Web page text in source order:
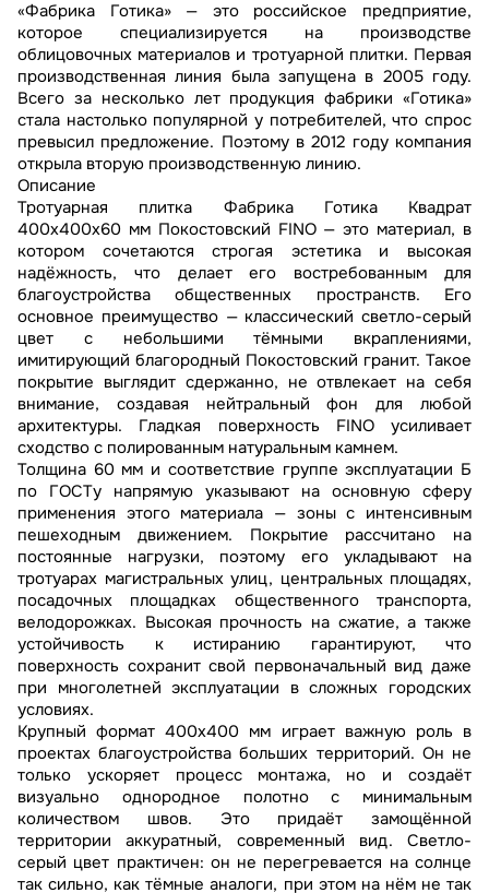
«Фабрика Готика» — это российское предприятие,
которое специализируется на производстве
облицовочных материалов и тротуарной плитки. Первая
производственная линия была запущена в 2005 году.
Всего за несколько лет продукция фабрики «Готика»
стала настолько популярной у потребителей, что спрос
превысил предложение. Поэтому в 2012 году компания
открыла вторую производственную линию.
Описание
Тротуарная плитка Фабрика Готика Квадрат
400х400х60 мм Покостовский FINO — это материал, в
котором сочетаются строгая эстетика и высокая
надёжность, что делает его востребованным для
благоустройства общественных пространств. Его
основное преимущество — классический светло-серый
цвет с небольшими тёмными вкраплениями,
имитирующий благородный Покостовский гранит. Такое
покрытие выглядит сдержанно, не отвлекает на себя
внимание, создавая нейтральный фон для любой
архитектуры. Гладкая поверхность FINO усиливает
сходство с полированным натуральным камнем.
Толщина 60 мм и соответствие группе эксплуатации Б
по ГОСТу напрямую указывают на основную сферу
применения этого материала — зоны с интенсивным
пешеходным движением. Покрытие рассчитано на
постоянные нагрузки, поэтому его укладывают на
тротуарах магистральных улиц, центральных площадях,
посадочных площадках общественного транспорта,
велодорожках. Высокая прочность на сжатие, а также
устойчивость к истиранию гарантируют, что
поверхность сохранит свой первоначальный вид даже
при многолетней эксплуатации в сложных городских
условиях.
Крупный формат 400х400 мм играет важную роль в
проектах благоустройства больших территорий. Он не
только ускоряет процесс монтажа, но и создаёт
визуально однородное полотно с минимальным
количеством швов. Это придаёт замощённой
территории аккуратный, современный вид. Светло-
серый цвет практичен: он не перегревается на солнце
так сильно, как тёмные аналоги, при этом на нём не так